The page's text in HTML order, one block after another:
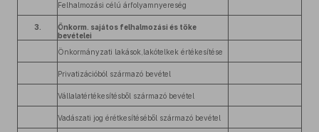
Felhalmozási célú árfolyamnyereség
3.
Önkorm. sajátos felhalmozási és tőke
bevételei
Önkormányzati lakások,lakótelkek értékesítése
Privatizációból származó bevétel
Vállalatértékesítésből származó bevétel
Vadászati jog érétkesítéséből származó bevétel